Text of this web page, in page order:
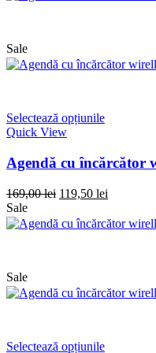
Sale
Selectează opțiunile
Quick View
Agendă cu încărcător
169,00lei 119,50 lei
Sale
Sale
Selectează opțiunile